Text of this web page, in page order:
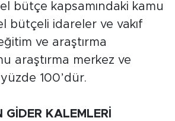
bütçe kapsamındaki kamu
bütçeli idareler ve vakıf
ve araştırma
araştırma merkez ve
100’dür.
GİDER KALEMLERİ